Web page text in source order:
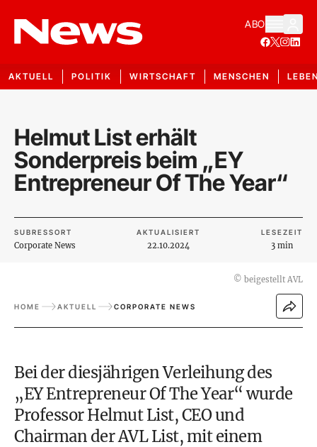
ABO
AKTUELL POLITIK WIRTSCHAFT MENSCHEN
Helmut List erhält
Sonderpreis beim „EY
Entrepreneur Of The Year“
SUBRESSORT
Corporate News
AKTUALISIERT
22.10.2024
LESEZEIT
3 min
© beigestellt AVL
HOME AKTUELL CORPORATE NEWS
Bei der diesjährigen Verleihung des
„EY Entrepreneur Of The Year“ wurde
Professor Helmut List, CEO und
Chairman der AVL List, mit einem